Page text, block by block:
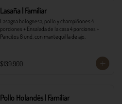
Lasaña | Familiar
Lasagna bolognesa, pollo y champiñones 4
porciones + Ensalada de la casa 4 porciones +
Pancitos 8 und. con mantequilla de ajo.
$139.900
Pollo Holandés | Familiar